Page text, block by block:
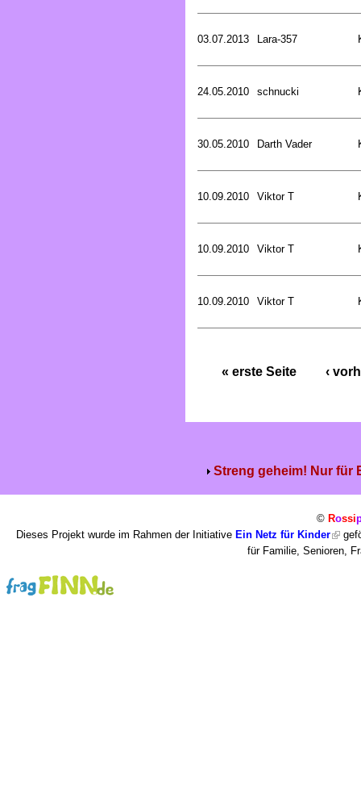
03.07.2013 Lara-357
24.05.2010 schnucki
30.05.2010 Darth Vader
10.09.2010 Viktor T
10.09.2010 Viktor T
10.09.2010 Viktor T
« erste Seite ‹
Streng geheim! Nur für
© Rossi
Dieses Projekt wurde im Rahmen der Initiative Ein Netz für Kinder
für Familie, Senioren,